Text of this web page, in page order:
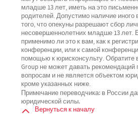
младше 13 лет, иметь на это
родителей. Допустимо наличие иного
того, что опекуны разрешают сбор
несовершеннолетних младше 13 лет.
применимо ли это к вам, как к
конференции, или к самой
помощью к юрисконсульту. Обратите
Group не может давать рекомендаций
вопросам и не является объектом
кроме указанных ниже.
Примечание переводчика: в России
юридической силы.
Вернуться к началу